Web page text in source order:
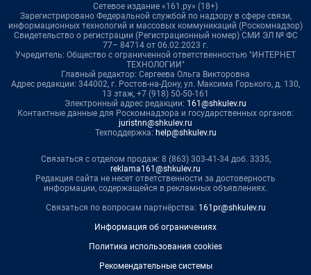
Сетевое издание «161.ру» (18+)
Зарегистрировано Федеральной службой по надзору в сфере связи,
информационных технологий и массовых коммуникаций (Роскомнадзор)
Свидетельство о регистрации (Регистрационный номер) СМИ ЭЛ № ФС
77– 84714 от 06.02.2023 г.
Учредитель: Общество с ограниченной ответственностью "ИНТЕРНЕТ
ТЕХНОЛОГИИ"
Главный редактор: Сергеева Ольга Викторовна
Адрес редакции: 344002, г. Ростов-на-Дону, ул. Максима Горького, д. 130,
13 этаж, +7 (918) 50-50-161
Электронный адрес редакции: 161@shkulev.ru
Контактные данные для Роскомнадзора и государственных органов:
juristnn@shkulev.ru
Техподдержка: help@shkulev.ru
Связаться с отделом продаж: 8 (863) 303-41-34 доб. 3335,
reklama161@shkulev.ru
Редакция сайта не несет ответственности за достоверность
информации, содержащейся в рекламных объявлениях.
Связаться по вопросам партнёрства: 161pr@shkulev.ru
Информация об ограничениях
Политика использования cookies
Рекомендательные системы